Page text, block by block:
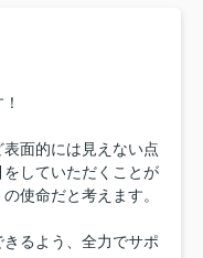
面的には見えない点
していただくことが
使命だと考えます。
るよう、全力でサポ